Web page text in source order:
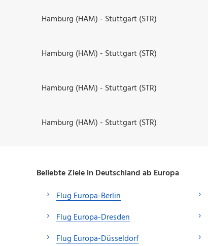
Hamburg (HAM) - Stuttgart (STR)
Hamburg (HAM) - Stuttgart (STR)
Hamburg (HAM) - Stuttgart (STR)
Hamburg (HAM) - Stuttgart (STR)
Beliebte Ziele in Deutschland ab Europa
Flug Europa-Berlin
Flug Europa-Dresden
Flug Europa-Düsseldorf